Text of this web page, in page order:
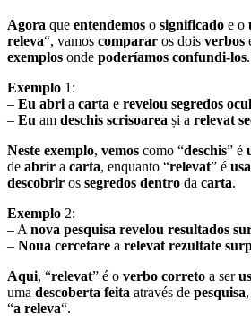
Agora que entendemos o significado e o
releva“, vamos comparar os dois verbos
exemplos onde poderíamos confundi-los.
Exemplo 1:
– Eu abri a carta e revelou segredos
– Eu am deschis scrisoarea și a relevat
Neste exemplo, vemos como “deschis” é
de abrir a carta, enquanto “relevat” é
descobrir os segredos dentro da carta.
Exemplo 2:
– A nova pesquisa revelou resultados
– Noua cercetare a relevat rezultate
Aqui, “relevat” é o verbo correto a ser
uma descoberta feita através de pesquisa
“a releva“.